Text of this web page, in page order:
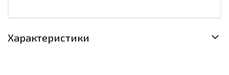
Характеристики